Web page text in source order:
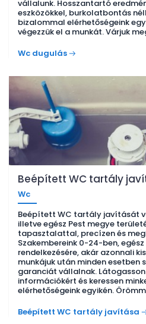
vállalunk. Hosszantartó
eszközökkel, burkolatbontás
bizalommal elérhetőségeink
végezzük el a munkát. Várjuk
Wc dugulás
Beépített WC tartály
Wc
Beépített WC tartály javítását
illetve egész Pest megye
tapasztalattal, precízen és
Szakembereink 0-24-ben,
rendelkezésére, akár azonnali
munkájuk után minden esetben
garanciát vállalnak.
információkért és keressen
elérhetőségeink egyikén.
Beépített WC tartály javítása